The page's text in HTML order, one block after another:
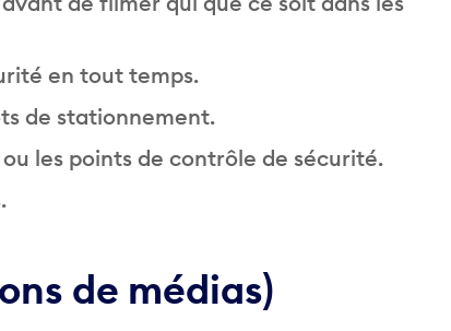
en tout temps.
de stationnement.
les points de contrôle de sécurité.
de médias)